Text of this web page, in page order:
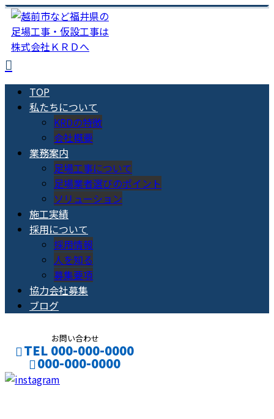
TOP
私たちについて
KRDの特徴
会社概要
業務案内
足場工事について
足場業者選びのポイント
ソリューション
施工実績
採用について
採用情報
人を知る
募集要項
協力会社募集
ブログ
お問い合わせ
TEL 000-000-0000
000-000-0000